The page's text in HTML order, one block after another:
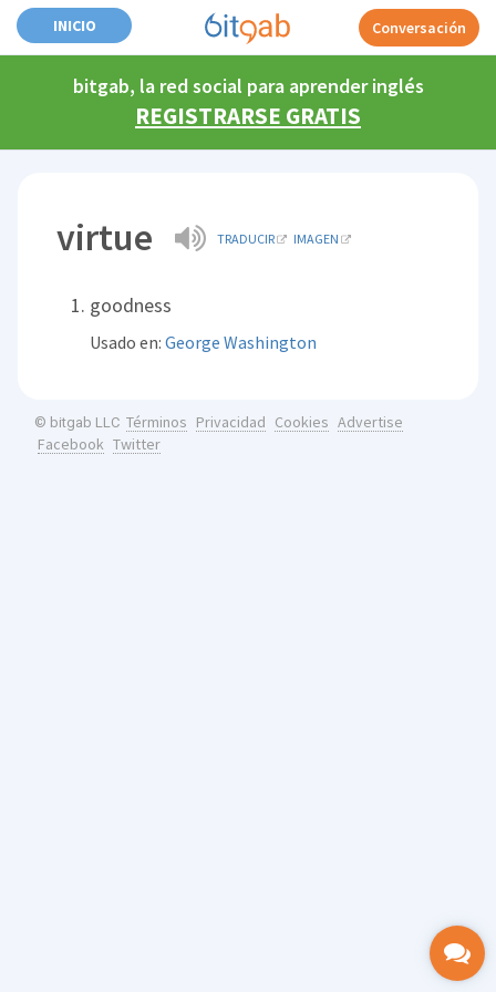
INICIO Conversación
bitgab, la red social para aprender inglés
REGISTRARSE GRATIS
virtue TRADUCIR IMAGEN
goodness
Usado en:George Washington
© bitgab LLC Términos Privacidad Cookies Advertise
Facebook Twitter